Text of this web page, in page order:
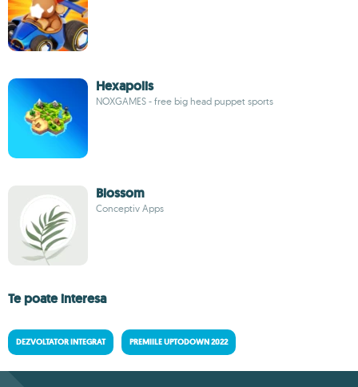
Hexapolis
NOXGAMES - free big head puppet sports
Blossom
Conceptiv Apps
Te poate interesa
DEZVOLTATOR INTEGRAT PREMIILE UPTODOWN 2022